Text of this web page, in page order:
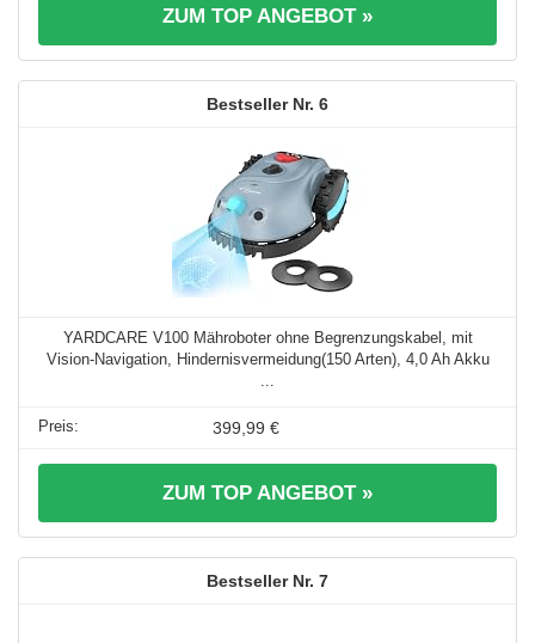
ZUM TOP ANGEBOT »
6
YARDCARE V100 Mähroboter ohne Begrenzungskabel, mit
Vision-Navigation, Hindernisvermeidung(150 Arten), 4,0 Ah Akku
399,99 €
ZUM TOP ANGEBOT »
7